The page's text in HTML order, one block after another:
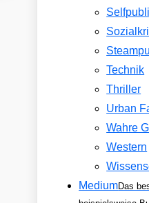
Technik
Thriller
Urban
Wahre
Western
MediumDas